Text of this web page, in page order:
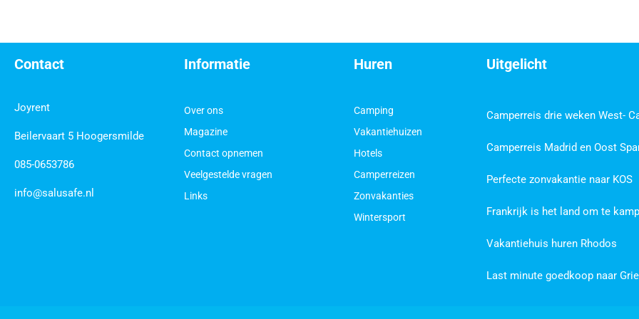
Contact
Joyrent
Beilervaart 5 Hoogersmilde
085-0653786
info@salusafe.nl
Informatie
Over ons
Magazine
Contact opnemen
Veelgestelde vragen
Links
Huren
Camping
Vakantiehuizen
Hotels
Camperreizen
Zonvakanties
Wintersport
Uitgelicht
Camperreis drie weken West-
Camperreis Madrid en Oost
Perfecte zonvakantie naar KOS
Frankrijk is het land om te
Vakantiehuis huren Rhodos
Last minute goedkoop naar